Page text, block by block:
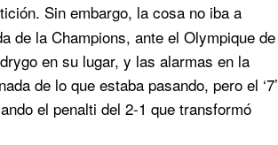
Sin embargo, la cosa no iba a
de la Champions, ante el Olympique de
en su lugar, y las alarmas en la
de lo que estaba pasando, pero el ‘7’
el penalti del 2-1 que transformó